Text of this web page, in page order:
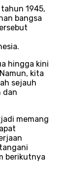
1945,
bangsa
hingga kini
kita
sejauh
dan
memang
berikutnya